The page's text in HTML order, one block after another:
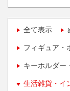
全て表示
フィギュア・
キーホルダー
生活雑貨・イ